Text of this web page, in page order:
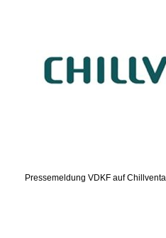
Pressemeldung VDKF auf Chillventa